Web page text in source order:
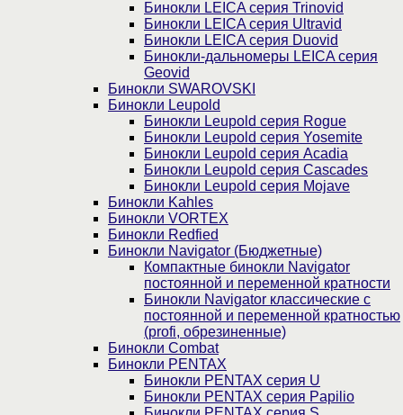
Бинокли LEICA серия Trinovid
Бинокли LEICA серия Ultravid
Бинокли LEICA серия Duovid
Бинокли-дальномеры LEICA серия
Geovid
Бинокли SWAROVSKI
Бинокли Leupold
Бинокли Leupold серия Rogue
Бинокли Leupold серия Yosemite
Бинокли Leupold серия Acadia
Бинокли Leupold серия Cascades
Бинокли Leupold серия Mojave
Бинокли Kahles
Бинокли VORTEX
Бинокли Redfied
Бинокли Navigator (Бюджетные)
Компактные бинокли Navigator
постоянной и переменной кратности
Бинокли Navigator классические с
постоянной и переменной кратностью
(profi, обрезиненные)
Бинокли Combat
Бинокли PENTAX
Бинокли PENTAX серия U
Бинокли PENTAX серия Papilio